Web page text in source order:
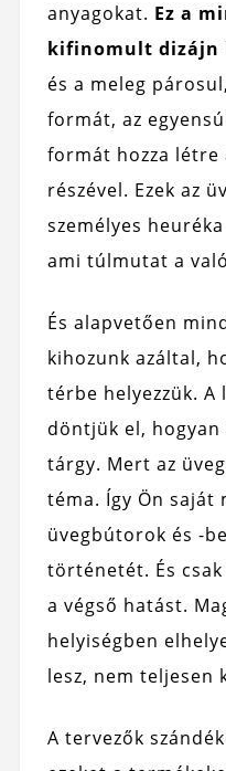
anyagokat. Ez a
kifinomult dizájn
és a meleg
formát, az
formát hozza
részével. Ezek az
személyes
ami túlmutat a
És alapvetően
kihozunk azáltal,
térbe helyezzük. A
döntjük el, hogyan
tárgy. Mert az
téma. Így Ön saját
üvegbútorok és -
történetét. És
a végső hatást.
helyiségben
lesz, nem teljesen
A tervezők